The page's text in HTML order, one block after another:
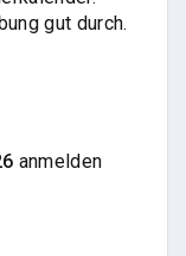
gut durch.
anmelden